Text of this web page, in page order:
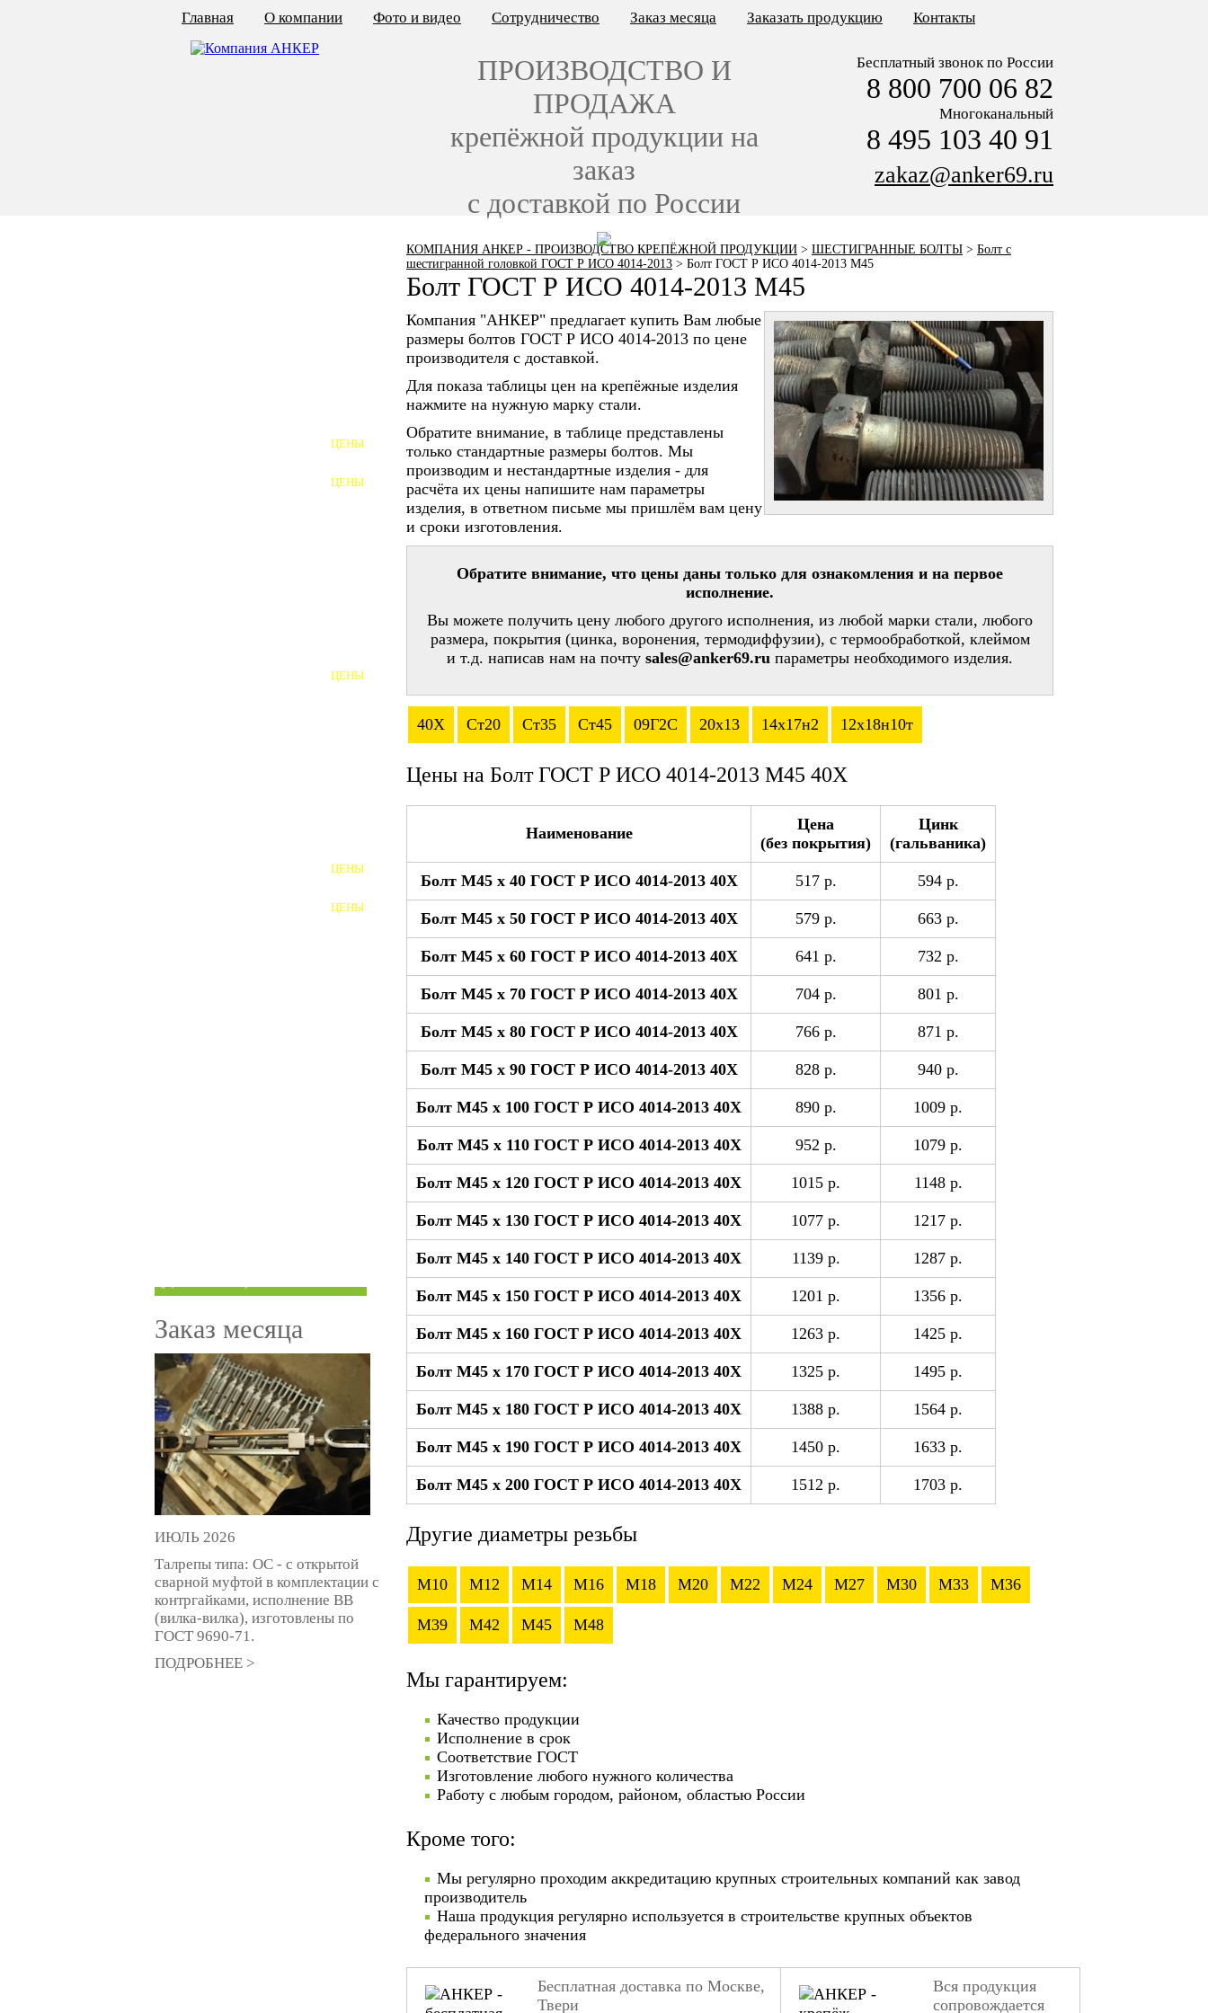
КОМПАНИЯ АНКЕР - ПРОИЗВОДСТВО КРЕПЁЖНОЙ ПРОДУКЦИИ > ШЕСТИГРАННЫЕ БОЛТЫ > Болт с
шестигранной головкой ГОСТ Р ИСО 4014-2013 > Болт ГОСТ Р ИСО 4014-2013 M45
Болт ГОСТ Р ИСО 4014-2013 M45
Компания "АНКЕР" предлагает купить Вам любые
размеры болтов ГОСТ Р ИСО 4014-2013 по цене
производителя с доставкой.
Для показа таблицы цен на крепёжные изделия
нажмите на нужную марку стали.
Обратите внимание, в таблице представлены
только стандартные размеры болтов. Мы
производим и нестандартные изделия - для
расчёта их цены напишите нам параметры
изделия, в ответном письме мы пришлём вам цену
и сроки изготовления.
Обратите внимание, что цены даны только для ознакомления и на первое
исполнение.
Вы можете получить цену любого другого исполнения, из любой марки стали, любого
размера, покрытия (цинка, воронения, термодиффузии), с термообработкой, клеймом
и т.д. написав нам на почту sales@anker69.ru параметры необходимого изделия.
40Х Ст20 Ст35 Ст45 09Г2С 20х13 14х17н2 12х18н10т
Цены на Болт ГОСТ Р ИСО 4014-2013 М45 40Х
Наименование
Цена
(без покрытия)
Цинк
(гальваника)
Болт М45 x 40 ГОСТ Р ИСО 4014-2013 40Х 517 р. 594 р.
Болт М45 x 50 ГОСТ Р ИСО 4014-2013 40Х 579 р. 663 р.
Болт М45 x 60 ГОСТ Р ИСО 4014-2013 40Х 641 р. 732 р.
Болт М45 x 70 ГОСТ Р ИСО 4014-2013 40Х 704 р. 801 р.
Болт М45 x 80 ГОСТ Р ИСО 4014-2013 40Х 766 р. 871 р.
Болт М45 x 90 ГОСТ Р ИСО 4014-2013 40Х 828 р. 940 р.
Болт М45 x 100 ГОСТ Р ИСО 4014-2013 40Х 890 р. 1009 р.
Болт М45 x 110 ГОСТ Р ИСО 4014-2013 40Х 952 р. 1079 р.
Болт М45 x 120 ГОСТ Р ИСО 4014-2013 40Х 1015 р. 1148 р.
Болт М45 x 130 ГОСТ Р ИСО 4014-2013 40Х 1077 р. 1217 р.
Болт М45 x 140 ГОСТ Р ИСО 4014-2013 40Х 1139 р. 1287 р.
Болт М45 x 150 ГОСТ Р ИСО 4014-2013 40Х 1201 р. 1356 р.
Болт М45 x 160 ГОСТ Р ИСО 4014-2013 40Х 1263 р. 1425 р.
Болт М45 x 170 ГОСТ Р ИСО 4014-2013 40Х 1325 р. 1495 р.
Болт М45 x 180 ГОСТ Р ИСО 4014-2013 40Х 1388 р. 1564 р.
Болт М45 x 190 ГОСТ Р ИСО 4014-2013 40Х 1450 р. 1633 р.
Болт М45 x 200 ГОСТ Р ИСО 4014-2013 40Х 1512 р. 1703 р.
Другие диаметры резьбы
M10 M12 M14 M16 M18 M20 M22 M24 M27 M30 M33 M36
M39 M42 M45 M48
Мы гарантируем:
Качество продукции
Исполнение в срок
Соответствие ГОСТ
Изготовление любого нужного количества
Работу с любым городом, районом, областью России
Кроме того:
Мы регулярно проходим аккредитацию крупных строительных компаний как завод
производитель
Наша продукция регулярно используется в строительстве крупных объектов
федерального значения
Бесплатная доставка по Москве,
Твери
Вся продукция
сопровождается
ЦЕНЫ
ЦЕНЫ
ШАЙБЫ ФУНДАМЕНТНЫЕ
ЦЕНЫ
ЦЕНЫ
ЦЕНЫ
Заказ месяца
ИЮЛЬ 2026
Талрепы типа: ОС - с открытой
сварной муфтой в комплектации с
контргайками, исполнение ВВ
(вилка-вилка), изготовлены по
ГОСТ 9690-71.
ПОДРОБНЕЕ >
Главная О компании Фото и видео Сотрудничество Заказ месяца Заказать продукцию Контакты
ПРОИЗВОДСТВО И
ПРОДАЖА
крепёжной продукции на
заказ
с доставкой по России
Бесплатный звонок по России
8 800 700 06 82
Многоканальный
8 495 103 40 91
zakaz@anker69.ru